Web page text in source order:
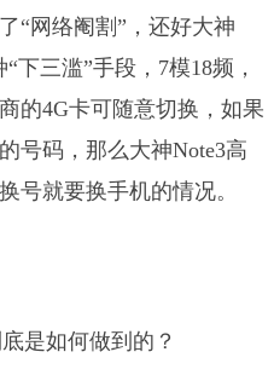
“网络阉割”，还好大神
下三滥”手段，7模18频，
的4G卡可随意切换，如果
号码，那么大神Note3高
号就要换手机的情况。